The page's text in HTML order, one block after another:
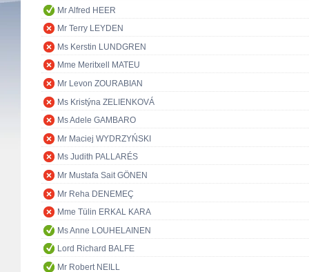
Mr Alfred HEER
Mr Terry LEYDEN
Ms Kerstin LUNDGREN
Mme Meritxell MATEU
Mr Levon ZOURABIAN
Ms Kristýna ZELIENKOVÁ
Ms Adele GAMBARO
Mr Maciej WYDRZYŃSKI
Ms Judith PALLARÉS
Mr Mustafa Sait GÖNEN
Mr Reha DENEMEÇ
Mme Tülin ERKAL KARA
Ms Anne LOUHELAINEN
Lord Richard BALFE
Mr Robert NEILL